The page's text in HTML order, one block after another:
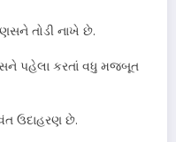
તોડી નાખે છે.
પહેલા કરતાં વધુ મજબૂત
ઉદાહરણ છે.